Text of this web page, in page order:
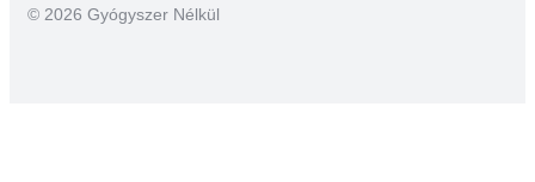
© 2026 Gyógyszer Nélkül